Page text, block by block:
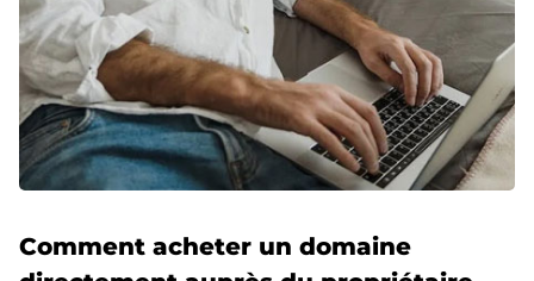
Comment acheter un domaine